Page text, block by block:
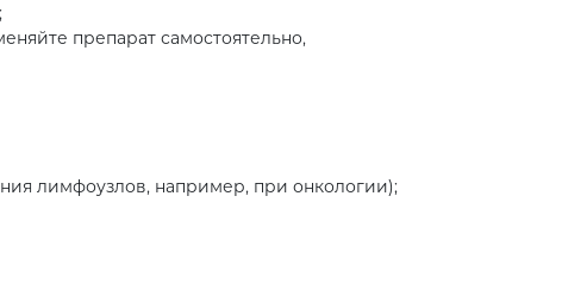
препарат самостоятельно,
лимфоузлов, например, при онкологии);